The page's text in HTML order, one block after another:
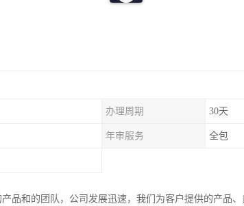
办理周期 30天
年审服务 全包
品和的团队，公司发展迅速，我们为客户提供的产品、